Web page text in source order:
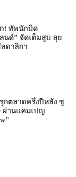
ก! ทัพนักบิด
นด์” จัดเต็มสูบ ลุย
ดาลิกา
กตลาดครึ่งปีหลัง ชู
ผ่านแคมเปญ